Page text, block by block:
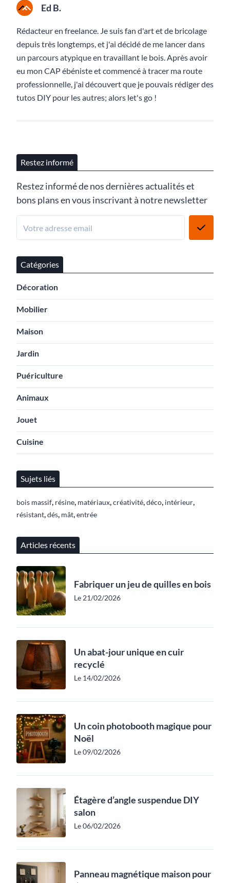
Ed B.
Rédacteur en freelance. Je suis fan d'art et de bricolage
depuis très longtemps, et j'ai décidé de me lancer dans
un parcours atypique en travaillant le bois. Après avoir
eu mon CAP ébéniste et commencé à tracer ma route
professionnelle, j'ai découvert que je pouvais rédiger des
tutos DIY pour les autres; alors let's go !
Restez informé
Restez informé de nos dernières actualités et
bons plans en vous inscrivant à notre newsletter
Catégories
Décoration
Mobilier
Maison
Jardin
Puériculture
Animaux
Jouet
Cuisine
Sujets liés
bois massif, résine, matériaux,créativité,déco, intérieur,
résistant,dés, mât,entrée
Articles récents
Fabriquer un jeu de quilles en bois
Le 21/02/2026
Un abat-jour unique en cuir
recyclé
Le 14/02/2026
Un coin photobooth magique pour
Noël
Le 09/02/2026
Étagère d’angle suspendue DIY
salon
Le 06/02/2026
Panneau magnétique maison pour